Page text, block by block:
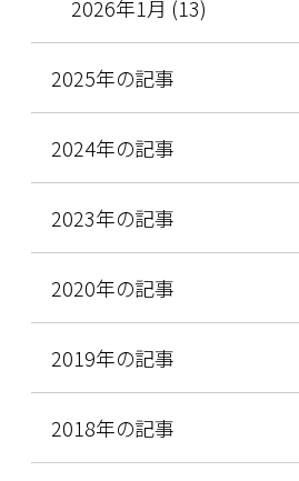
2026年1月 (13)
2025年の記事
2024年の記事
2023年の記事
2020年の記事
2019年の記事
2018年の記事